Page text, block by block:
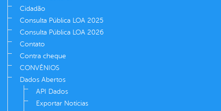
Cidadão
Consulta Pública LOA 2025
Consulta Pública LOA 2026
Contato
Contra cheque
CONVÊNIOS
Dados Abertos
API Dados
Exportar Notícias